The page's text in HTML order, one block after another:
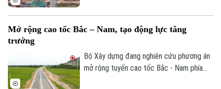
trang và tái thiết đô thị theo phương
đồng Xây dựng -Chuyển giao (BT).
Mở rộng cao tốc Bắc – Nam, tạo động lực tăng
trưởng
Bộ Xây dựng đang nghiên cứu phương án
mở rộng tuyến cao tốc Bắc - Nam phía